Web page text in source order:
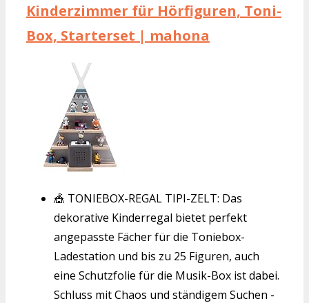
Kinderzimmer für Hörfiguren, Toni-
Box, Starterset | mahona
🎪 TONIEBOX-REGAL TIPI-ZELT: Das
dekorative Kinderregal bietet perfekt
angepasste Fächer für die Toniebox-
Ladestation und bis zu 25 Figuren, auch
eine Schutzfolie für die Musik-Box ist dabei.
Schluss mit Chaos und ständigem Suchen -